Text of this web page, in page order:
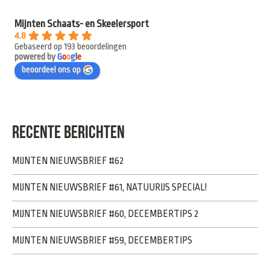
Mijnten Schaats- en Skeelersport
4.8
Gebaseerd op 193 beoordelingen
powered byGooge
beoordeel ons op
RECENTE BERICHTEN
MIJNTEN NIEUWSBRIEF #62
MIJNTEN NIEUWSBRIEF #61, NATUURIJS SPECIAL!
MIJNTEN NIEUWSBRIEF #60, DECEMBERTIPS 2
MIJNTEN NIEUWSBRIEF #59, DECEMBERTIPS